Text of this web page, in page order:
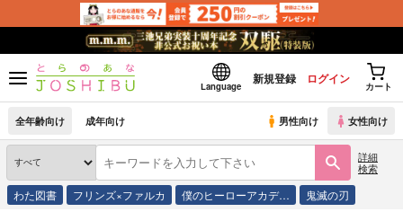
Language
新規登録 ログイン
カート
全年齢向け 成年向け 男性向け 女性向け
詳細
検索
わた図書 フリンズ×ファルカ 僕のヒーローアカデ… 鬼滅の刃